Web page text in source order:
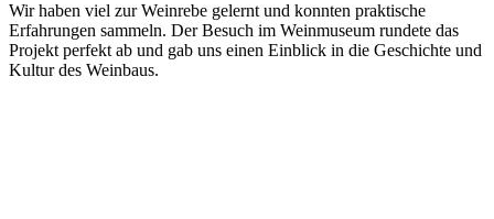
Wir haben viel zur Weinrebe gelernt und konnten praktische
Erfahrungen sammeln. Der Besuch im Weinmuseum rundete das
Projekt perfekt ab und gab uns einen Einblick in die Geschichte und
Kultur des Weinbaus.